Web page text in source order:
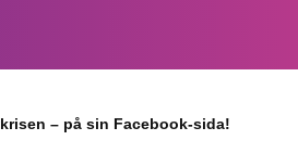
– på sin Facebook-sida!